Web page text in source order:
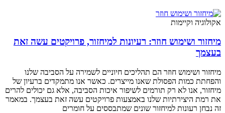
אקולוגיה וקיימות
מיחזור ושימוש חוזר: רעיונות למיחזור, פרויקטים עשה זאת
בעצמך
מיחזור ושימוש חוזר הם תהליכים חיוניים לשמירה על הסביבה שלנו
והפחתת כמות הפסולת שאנו מייצרים. כאשר אנו מתמקדים ברעיון של
מיחזור, אנו לא רק תורמים לשיפור איכות הסביבה, אלא גם יכולים להרים
את רמת היצירתיות שלנו באמצעות פרויקטים עשה זאת בעצמך. במאמר
זה נבחן רעונות למיחזור שונים שמתבססים על חומרים